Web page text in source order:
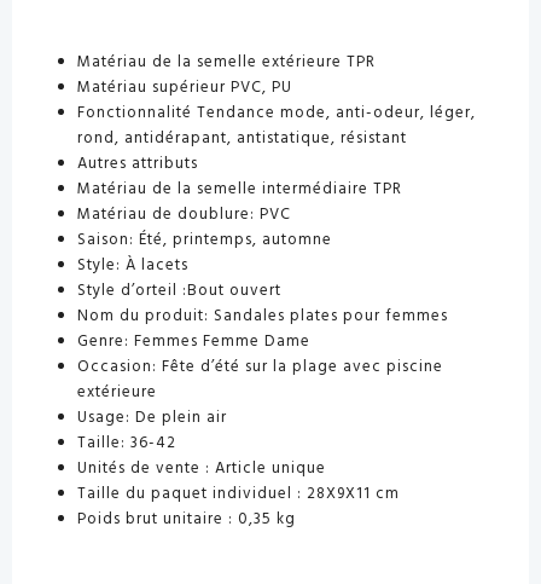
Matériau de la semelle extérieure TPR
Matériau supérieur PVC, PU
Fonctionnalité Tendance mode, anti-odeur, léger,
rond, antidérapant, antistatique, résistant
Autres attributs
Matériau de la semelle intermédiaire TPR
Matériau de doublure: PVC
Saison: Été, printemps, automne
Style: À lacets
Style d’orteil :Bout ouvert
Nom du produit: Sandales plates pour femmes
Genre: Femmes Femme Dame
Occasion: Fête d’été sur la plage avec piscine
extérieure
Usage: De plein air
Taille: 36-42
Unités de vente : Article unique
Taille du paquet individuel : 28X9X11 cm
Poids brut unitaire : 0,35 kg